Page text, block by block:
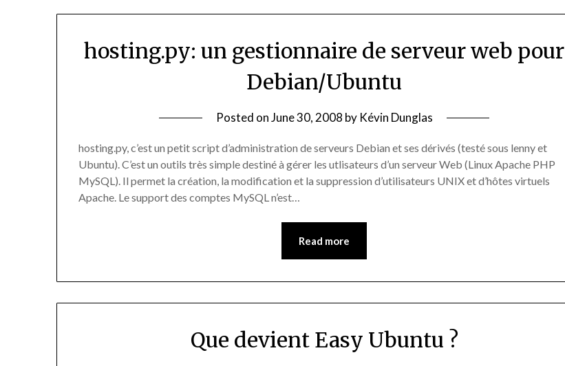
hosting.py: un gestionnaire de serveur web pour
Debian/Ubuntu
Posted onJune 30, 2008 by Kévin Dunglas
hosting.py, c’est un petit script d’administration de serveurs Debian et ses dérivés (testé sous lenny et
Ubuntu). C’est un outils très simple destiné à gérer les utlisateurs d’un serveur Web (Linux Apache PHP
MySQL). Il permet la création, la modification et la suppression d’utilisateurs UNIX et d’hôtes virtuels
Apache. Le support des comptes MySQL n’est…
Read more
Que devient Easy Ubuntu ?